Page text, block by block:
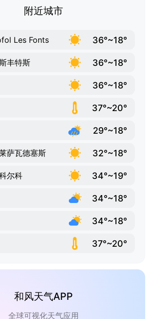
附近城市
Les Fonts 36°~18°
丰特斯 36°~18°
36°~18°
37°~20°
29°~18°
萨瓦德塞斯 32°~18°
尔科 34°~19°
34°~18°
34°~18°
37°~20°
和风天气APP
全球可视化天气应用